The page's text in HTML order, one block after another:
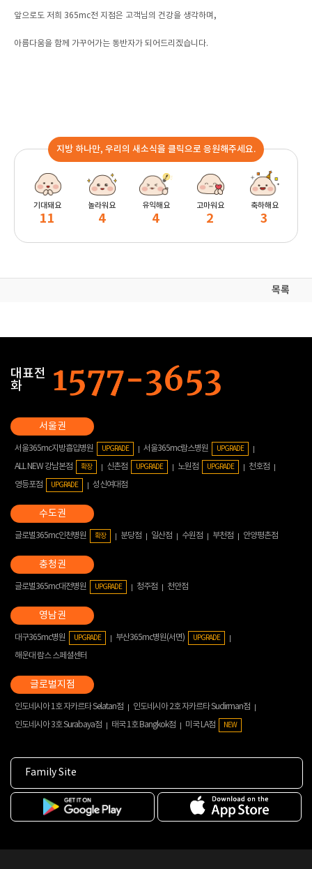
앞으로도 저희 365mc전 지점은 고객님의 건강을 생각하며,
아름다움을 함께 가꾸어가는 동반자가 되어드리겠습니다.
지방 하나만, 우리의 새소식을 클릭으로 응원해주세요.
기대돼요
11
놀라워요
4
유익해요
4
고마워요
2
축하해요
3
목록
대표전
화
서울365mc지방흡입병원 UPGRADE 서울365mc람스병원 UPGRADE
ALL NEW 강남본점 확장 신촌점 UPGRADE 노원점 UPGRADE
천호점
영등포점
UPGRADE 성신여대점
글로벌365mc인천병원 확장 분당점 일산점 수원점 부천점 안양평촌점
글로벌365mc대전병원 UPGRADE 청주점 천안점
대구365mc병원 UPGRADE 부산365mc병원(서면) UPGRADE
해운대 람스 스페셜센터
인도네시아 1호 자카르타 Selatan점
인도네시아 2호 자카르타 Sudirman점
인도네시아 3호 Surabaya점
태국 1호 Bangkok점 미국 LA점 NEW
Family Site